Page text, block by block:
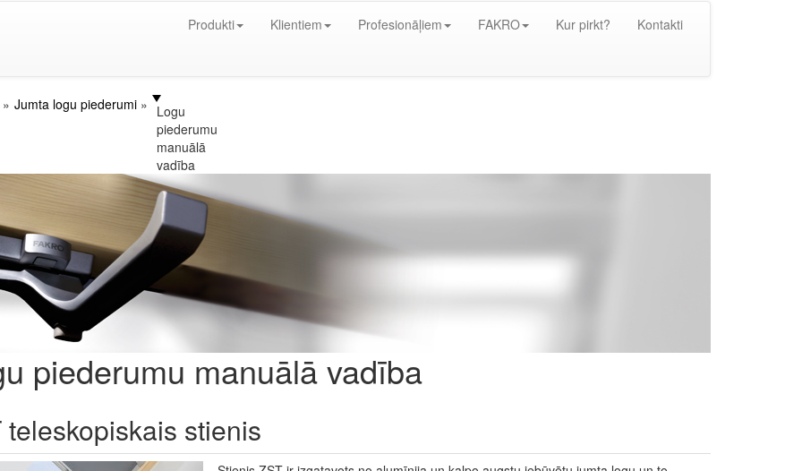
Produkti Klientiem Profesionāļiem FAKRO Kur pirkt? Kontakti
Jumta logu piederumi
Logu
piederumu
manuālā
vadība
piederumu manuālā vadība
teleskopiskais stienis